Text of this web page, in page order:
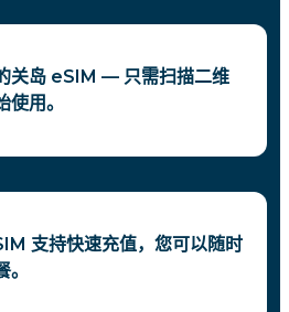
关岛 eSIM — 只需扫描二维
使用。
支持快速充值，您可以随时